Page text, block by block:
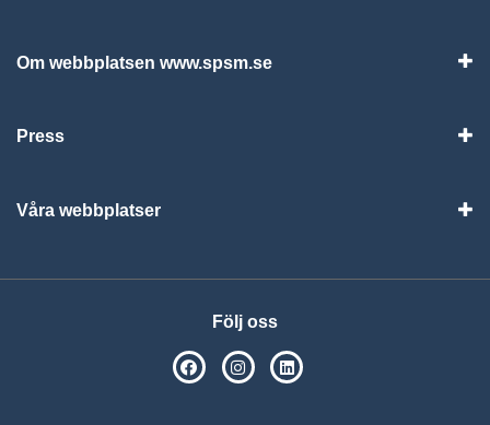
Om webbplatsen www.spsm.se
Press
Våra webbplatser
Följ oss
SPSM på Facebook
SPSM på Instagram